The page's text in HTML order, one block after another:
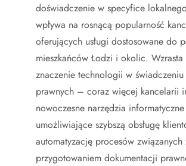
doświadczenie w specyfice
wpływa na rosnącą popularność
oferujących usługi dostosowane do
mieszkańców Łodzi i okolic.
znaczenie technologii w świadczeniu
prawnych – coraz więcej kancelarii
nowoczesne narzędzia informatyczne
umożliwiające szybszą obsługę
automatyzację procesów związanych
przygotowaniem dokumentacji